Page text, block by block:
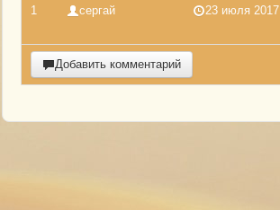
1 сергай 23 июля 2017
Добавить комментарий